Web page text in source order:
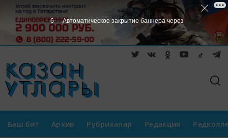
Баш бит Архив Рубрикалар Редакция
6 Автоматическое закрытие баннера через